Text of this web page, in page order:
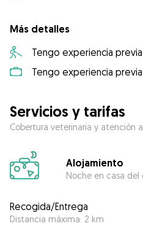
Más detalles
Tengo experiencia
Tengo experiencia
Servicios y tarifas
Cobertura veterinaria y atención
Alojamiento
Noche en casa del
Recogida/Entrega
Distancia máxima: 2 km